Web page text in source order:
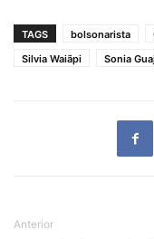
TAGS bolsonarista
Silvia Waiãpi
Sonia
Anterior